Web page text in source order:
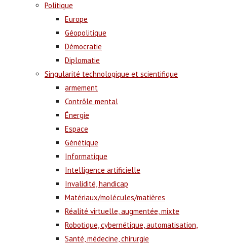
Politique
Europe
Géopolitique
Démocratie
Diplomatie
Singularité technologique et scientifique
armement
Contrôle mental
Énergie
Espace
Génétique
Informatique
Intelligence artificielle
Invalidité, handicap
Matériaux/molécules/matières
Réalité virtuelle, augmentée, mixte
Robotique, cybernétique, automatisation,
Santé, médecine, chirurgie